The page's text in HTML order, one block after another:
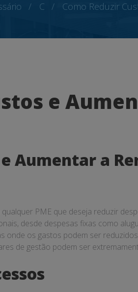
C Como Reduzir
e
Aumentar a
PME que deseja reduzir
desde despesas fixas como
onde os gastos podem ser
de gestão podem ser